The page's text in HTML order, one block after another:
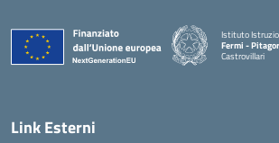
Istituto
Fermi -
Castrovillari
Link Esterni